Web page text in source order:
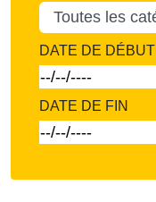
DATE DE DÉBUT
DATE DE FIN